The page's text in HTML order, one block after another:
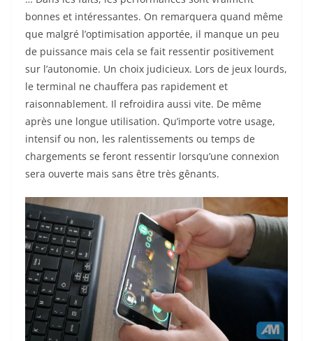
bonnes et intéressantes. On remarquera quand même
que malgré l’optimisation apportée, il manque un peu
de puissance mais cela se fait ressentir positivement
sur l’autonomie. Un choix judicieux. Lors de jeux lourds,
le terminal ne chauffera pas rapidement et
raisonnablement. Il refroidira aussi vite. De même
après une longue utilisation. Qu’importe votre usage,
intensif ou non, les ralentissements ou temps de
chargements se feront ressentir lorsqu’une connexion
sera ouverte mais sans être très gênants.